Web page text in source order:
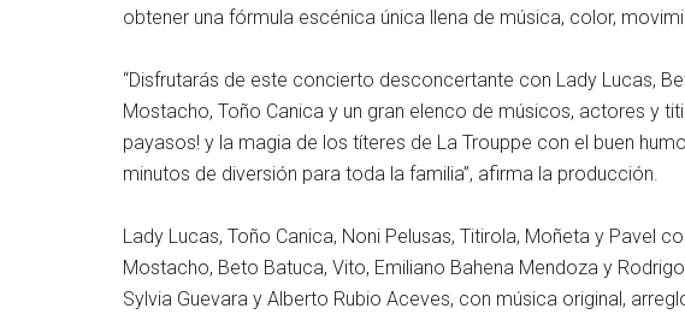
obtener una fórmula escénica única llena de música, color,
“Disfrutarás de este concierto desconcertante con Lady Lucas,
Mostacho, Toño Canica y un gran elenco de músicos, actores y
payasos! y la magia de los títeres de La Trouppe con el buen
minutos de diversión para toda la familia”, afirma la producción.
Lady Lucas, Toño Canica, Noni Pelusas, Titirola, Moñeta y Pavel
Mostacho, Beto Batuca, Vito, Emiliano Bahena Mendoza y
Sylvia Guevara y Alberto Rubio Aceves, con música original,